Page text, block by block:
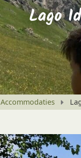
Lago
Accommodaties